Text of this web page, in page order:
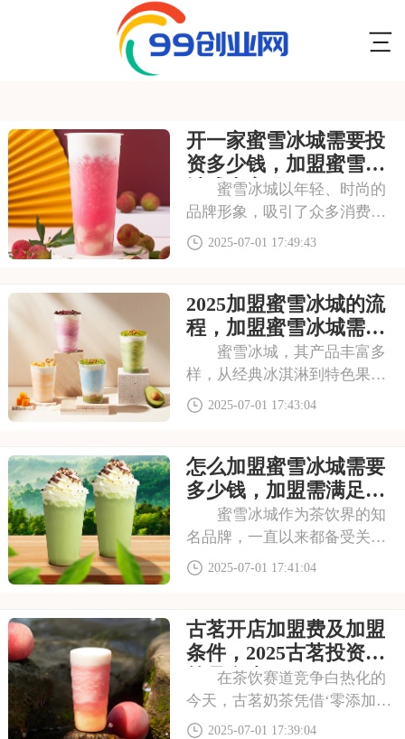
开一家蜜雪冰城需要投
资多少钱，加盟蜜雪冰
城成本高吗
蜜雪冰城以年轻、时尚的
品牌形象，吸引了众多消费者
的目光。其成熟的运营模式和
冰城需要投入多少费用呢？以
下是开一家蜜雪冰城需要投资
多少钱，加盟蜜雪冰
2025-07-01 17:49:43
2025加盟蜜雪冰城的流
程，加盟蜜雪冰城需要
具备哪些条件
蜜雪冰城，其产品丰富多
样，从经典冰淇淋到特色果
茶，满足不同消费者口味。门
力和市场潜力，让众多投资者
心动不已，那么加盟蜜雪冰城
需要多少费用呢？以下
2025-07-01 17:43:04
怎么加盟蜜雪冰城需要
多少钱，加盟需满足哪
些条件
蜜雪冰城作为茶饮界的知
名品牌，一直以来都备受关
注。它以丰富的产品线和高性
班族，都是蜜雪冰城的忠实粉
丝。那么，加盟蜜雪冰城的费
用究竟是多少呢？下面
2025-07-01 17:41:04
古茗开店加盟费及加盟
条件，2025古茗投资预
算是多少
在茶饮赛道竞争白热化的
今天，古茗奶茶凭借‘零添加、
低糖健康’的差异化定位，深受
2025-07-01 17:39:04